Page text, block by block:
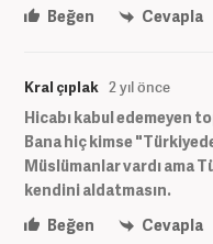
Beğen Cevapla
Kral çıplak 2 yıl önce
Hicabı kabul edemeyen
Bana hiç kimse
Müslümanlar vardı ama
kendini aldatmasın.
Beğen
Cevapla